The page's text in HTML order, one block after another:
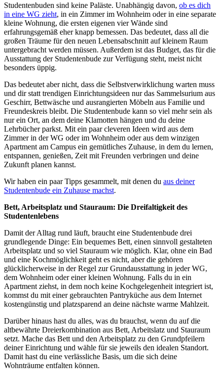
Studentenbuden sind keine Paläste. Unabhängig davon, ob es dich
in eine WG zieht, in ein Zimmer im Wohnheim oder in eine separate
kleine Wohnung, die ersten eigenen vier Wände sind
erfahrungsgemäß eher knapp bemessen. Das bedeutet, dass all die
großen Träume für den neuen Lebensabschnitt auf kleinem Raum
untergebracht werden müssen. Außerdem ist das Budget, das für die
Ausstattung der Studentenbude zur Verfügung steht, meist nicht
besonders üppig.
Das bedeutet aber nicht, dass die Selbstverwirklichung warten muss
und dir statt trendigen Einrichtungsideen nur das Sammelsurium aus
Geschirr, Bettwäsche und ausrangierten Möbeln aus Familie und
Freundeskreis bleibt. Die Studentenbude kann so viel mehr sein als
nur ein Ort, an dem deine Klamotten hängen und du deine
Lehrbücher parkst. Mit ein paar cleveren Ideen wird aus dem
Zimmer in der WG oder im Wohnheim oder aus dem winzigen
Apartment am Campus ein gemütliches Zuhause, in dem du lernen,
entspannen, genießen, Zeit mit Freunden verbringen und deine
Zukunft planen kannst.
Wir haben ein paar Tipps gesammelt, mit denen du aus deiner
Studentenbude ein Zuhause machst.
Bett, Arbeitsplatz und Stauraum: Die Dreifaltigkeit des
Studentenlebens
Damit der Alltag rund läuft, braucht eine Studentenbude drei
grundlegende Dinge: Ein bequemes Bett, einen sinnvoll gestalteten
Arbeitsplatz und so viel Stauraum wie möglich. Klar, ohne ein Bad
und eine Kochmöglichkeit geht es nicht, aber die gehören
glücklicherweise in der Regel zur Grundausstattung in jeder WG,
dem Wohnheim oder einer kleinen Wohnung. Falls du in ein
Apartment ziehst, in dem noch keine Kochgelegenheit integriert ist,
kommst du mit einer gebrauchten Pantryküche aus dem Internet
kostengünstig und platzsparend an deine nächste warme Mahlzeit.
Darüber hinaus hast du alles, was du brauchst, wenn du auf die
altbewährte Dreierkombination aus Bett, Arbeitslatz und Stauraum
setzt. Mache das Bett und den Arbeitsplatz zu den Grundpfeilern
deiner Einrichtung und wähle für sie jeweils den idealen Standort.
Damit hast du eine verlässliche Basis, um die sich deine
Wohnträume entfalten können.